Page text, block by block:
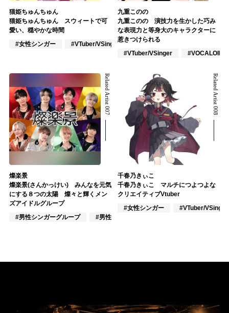
猫姫ちゅんちゅん
猫姫ちゅんちゅん スウィートで可
愛い、穏やかな時間
#女性シンガー
#VTuber/VSinger #ポップス
九重このの
九重このの 演技力を生かした巧み
な表現力と等身大のキャラクターに
惹きつけられる
#VTuber/VSinger
#VOCALOID
Related Artist 007
燦楽景
燦楽景(さんかっけい) みんなを元気
にする８つの太陽 燦々と輝くメン
ズアイドルグループ
#男性シンガーグループ
#男性アイドル
Related Artist 008
千春乃きぃこ
千春乃きぃこ マルチにつよつよな
クリエイティブVtuber
#女性シンガー
#VTuber/VSinger